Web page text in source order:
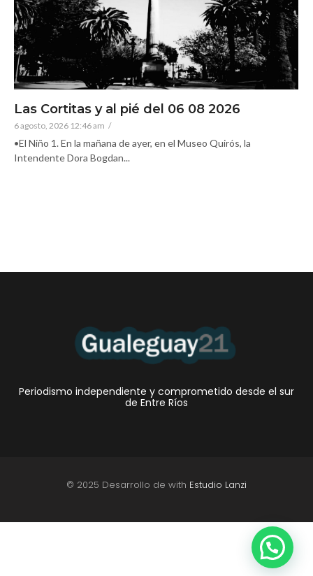
Las Cortitas y al pié del 06 08 2026
6 agosto, 2026 12:46 am /
•El Niño 1. En la mañana de ayer, en el Museo Quirós, la
Intendente Dora Bogdan...
Periodismo independiente y comprometido desde el sur
de Entre Ríos
© 2025 Desarrollo de with Estudio Lanzi